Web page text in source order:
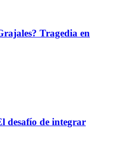
Tragedia en
desafío de integrar